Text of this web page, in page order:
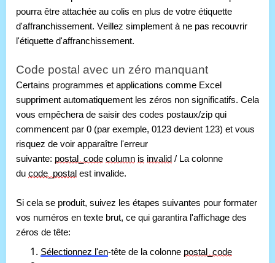
pourra être attachée au colis en plus de votre étiquette
d'affranchissement. Veillez simplement à ne pas recouvrir
l'étiquette d'affranchissement.
Code postal avec un zéro manquant
Certains programmes et applications comme Excel
suppriment automatiquement les zéros non significatifs. Cela
vous empêchera de saisir des codes postaux/zip qui
commencent par 0 (par exemple, 0123 devient 123) et vous
risquez de voir apparaître l'erreur
suivante: postal_code column is invalid / La colonne
du code_postal est invalide.
Si cela se produit, suivez les étapes suivantes pour formater
vos numéros en texte brut, ce qui garantira l'affichage des
zéros de tête:
Sélectionnez l'en-tête de la colonne postal_code